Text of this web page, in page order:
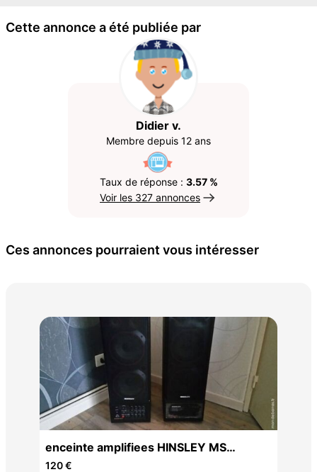
Cette annonce a été publiée par
Didier v.
Membre depuis 12 ans
Taux de réponse : 3.57 %
Voir les 327 annonces
Ces annonces pourraient vous intéresser
enceinte amplifiees HINSLEY MS
100STUDIO 2x100w
120 €